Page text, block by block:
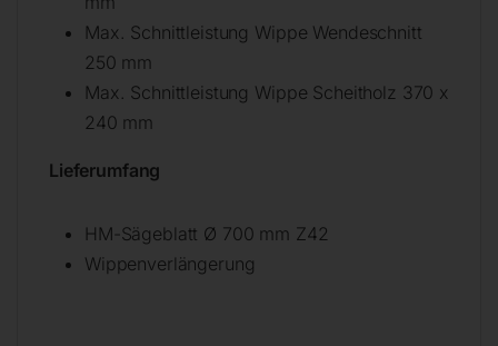
Max. Schnittleistung Wippe Wendeschnitt
250 mm
Max. Schnittleistung Wippe Scheitholz 370 x
240 mm
Lieferumfang
HM-Sägeblatt Ø 700 mm Z42
Wippenverlängerung